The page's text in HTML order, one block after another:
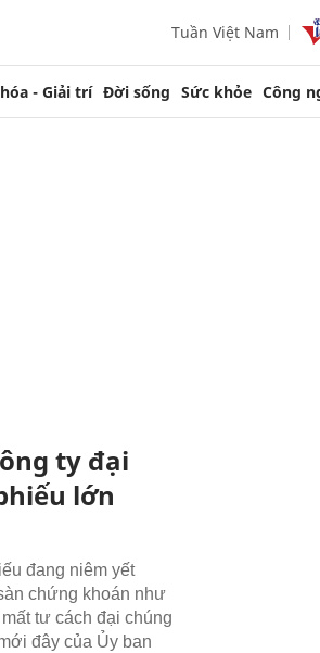
Tuần Việt Nam
- Giải trí Đời sống Sức khỏe Công
ty đại
lớn
đang niêm yết
chứng khoán như
tư cách đại chúng
đây của Ủy ban